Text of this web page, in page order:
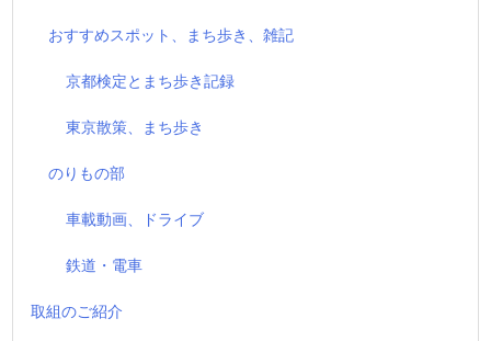
おすすめスポット、まち歩き、雑記
京都検定とまち歩き記録
東京散策、まち歩き
のりもの部
車載動画、ドライブ
鉄道・電車
取組のご紹介